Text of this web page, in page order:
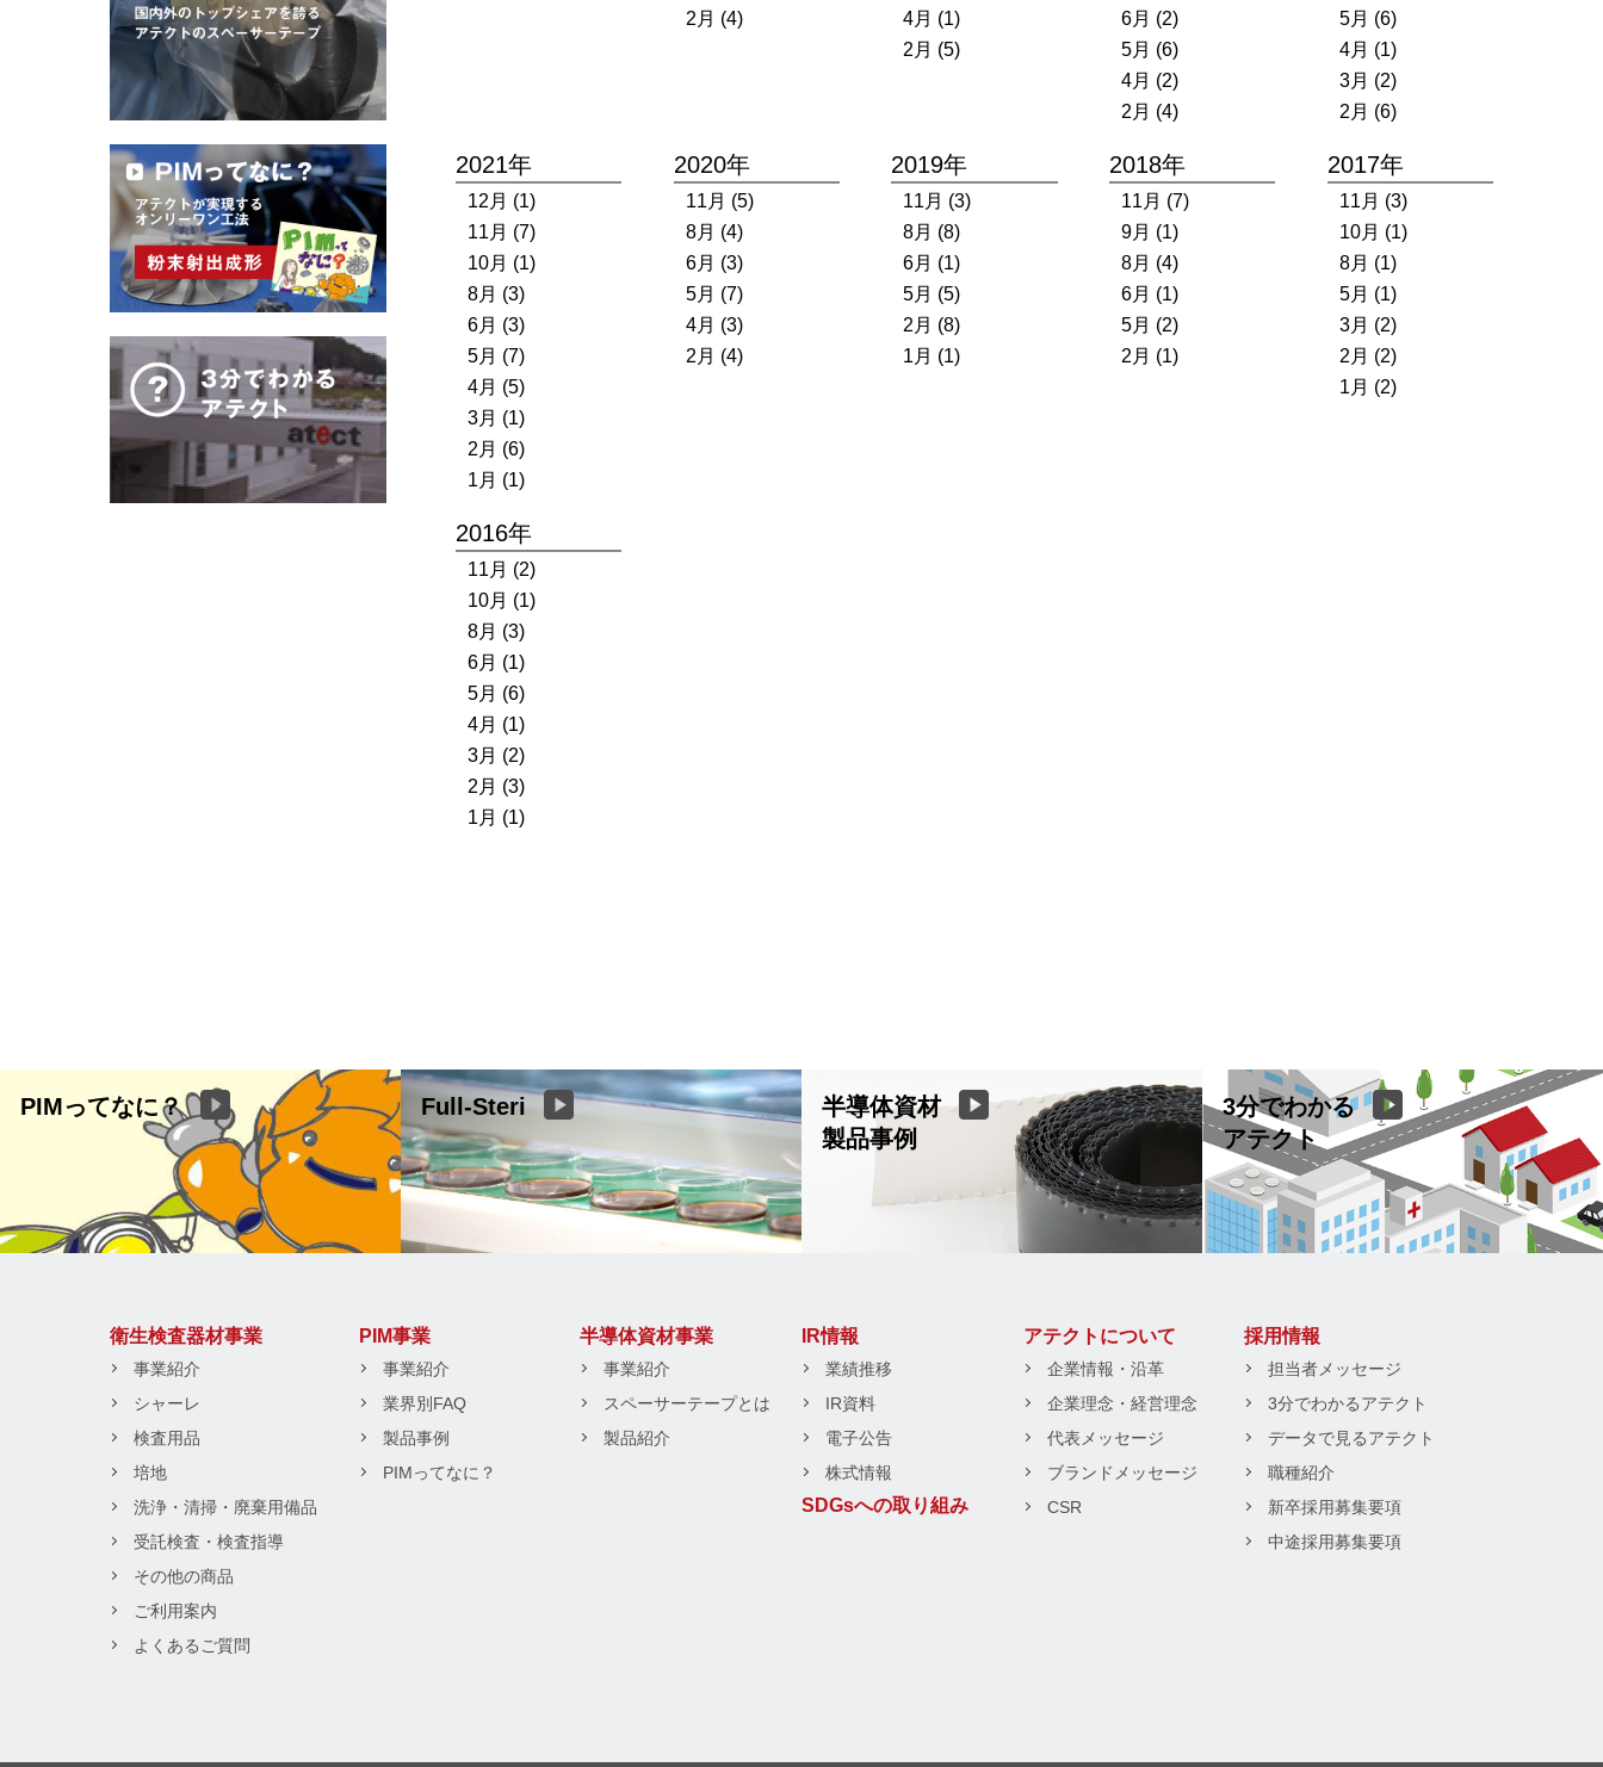
2月 (4)
4月 (1)
2月 (5)
6月 (2)
5月 (6)
4月 (2)
2月 (4)
5月 (6)
4月 (1)
3月 (2)
2月 (6)
2021年
12月 (1)
11月 (7)
10月 (1)
8月 (3)
6月 (3)
5月 (7)
4月 (5)
3月 (1)
2月 (6)
1月 (1)
2020年
11月 (5)
8月 (4)
6月 (3)
5月 (7)
4月 (3)
2月 (4)
2019年
11月 (3)
8月 (8)
6月 (1)
5月 (5)
2月 (8)
1月 (1)
2018年
11月 (7)
9月 (1)
8月 (4)
6月 (1)
5月 (2)
2月 (1)
2017年
11月 (3)
10月 (1)
8月 (1)
5月 (1)
3月 (2)
2月 (2)
1月 (2)
2016年
11月 (2)
10月 (1)
8月 (3)
6月 (1)
5月 (6)
4月 (1)
3月 (2)
2月 (3)
1月 (1)
PIMってなに？ Full-Steri
半導体資材
製品事例
3分でわかる
アテクト
衛生検査器材事業
事業紹介
シャーレ
検査用品
培地
洗浄・清掃・廃棄用備品
受託検査・検査指導
その他の商品
ご利用案内
よくあるご質問
PIM事業
事業紹介
業界別FAQ
製品事例
PIMってなに？
半導体資材事業
事業紹介
スペーサーテープとは
製品紹介
IR情報
業績推移
IR資料
電子公告
株式情報
SDGsへの取り組み
アテクトについて
企業情報・沿革
企業理念・経営理念
代表メッセージ
ブランドメッセージ
CSR
採用情報
担当者メッセージ
3分でわかるアテクト
データで見るアテクト
職種紹介
新卒採用募集要項
中途採用募集要項